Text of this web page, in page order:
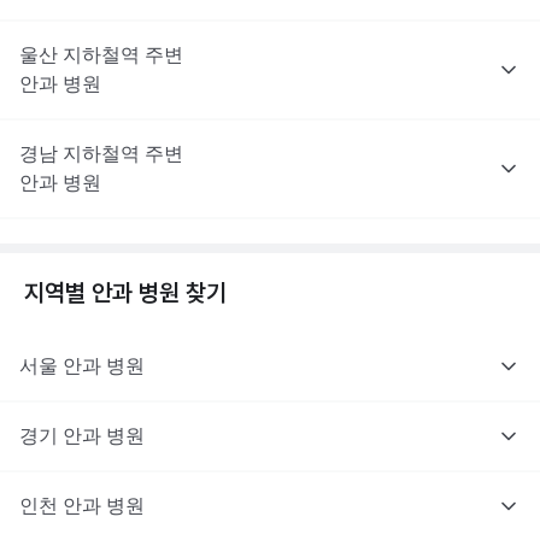
울산 지하철역 주변
안과 병원
경남 지하철역 주변
안과 병원
지역별 안과 병원 찾기
서울 안과 병원
경기 안과 병원
인천 안과 병원